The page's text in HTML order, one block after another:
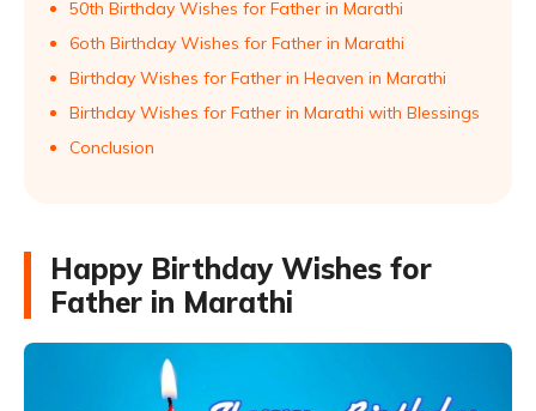
50th Birthday Wishes for Father in Marathi
6oth Birthday Wishes for Father in Marathi
Birthday Wishes for Father in Heaven in Marathi
Birthday Wishes for Father in Marathi with Blessings
Conclusion
Happy Birthday Wishes for
Father in Marathi